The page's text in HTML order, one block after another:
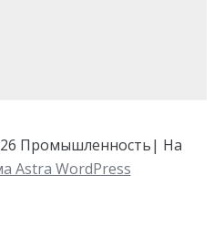
Промышленность| На
Astra WordPress